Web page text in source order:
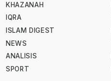
KHAZANAH
IQRA
ISLAM DIGEST
NEWS
ANALISIS
SPORT